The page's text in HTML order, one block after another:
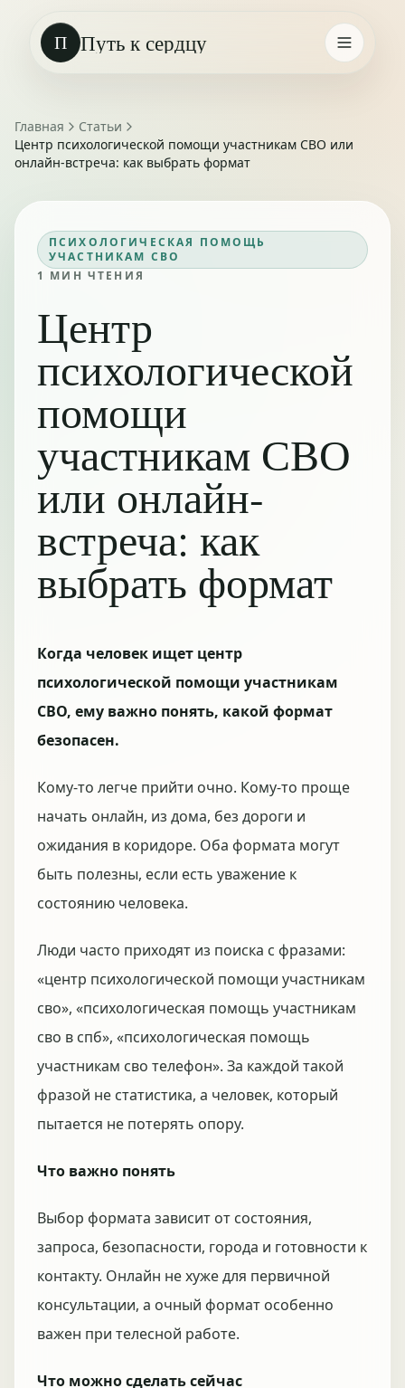
П Путь к сердцу
Главная
Статьи
Центр психологической помощи участникам СВО или
онлайн-встреча: как выбрать формат
ПСИХОЛОГИЧЕСКАЯ ПОМОЩЬ
УЧАСТНИКАМ СВО
1 МИН ЧТЕНИЯ
Центр
психологической
помощи
участникам СВО
или онлайн-
встреча: как
выбрать формат
Когда человек ищет центр
психологической помощи участникам
СВО, ему важно понять, какой формат
безопасен.
Кому-то легче прийти очно. Кому-то проще
начать онлайн, из дома, без дороги и
ожидания в коридоре. Оба формата могут
быть полезны, если есть уважение к
состоянию человека.
Люди часто приходят из поиска с фразами:
«центр психологической помощи участникам
сво», «психологическая помощь участникам
сво в спб», «психологическая помощь
участникам сво телефон». За каждой такой
фразой не статистика, а человек, который
пытается не потерять опору.
Что важно понять
Выбор формата зависит от состояния,
запроса, безопасности, города и готовности к
контакту. Онлайн не хуже для первичной
консультации, а очный формат особенно
важен при телесной работе.
Что можно сделать сейчас